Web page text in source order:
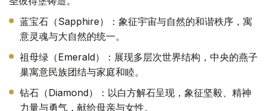
蓝宝石（Sapphire）：象征宇宙与自然的和谐秩序，寓
意灵魂与大自然的统一。
祖母绿（Emerald）：展现多层次世界结构，中央的燕子
巢寓意民族团结与家庭和睦。
钻石（Diamond）：以白方解石呈现，象征坚毅、精神
力量与勇气，献给母亲与女性。